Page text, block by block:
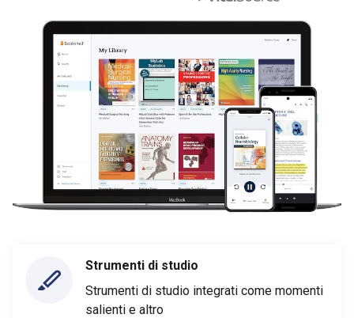
Strumenti di studio
Strumenti di studio integrati come momenti
salienti e altro